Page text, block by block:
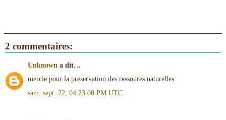
2 commentaires:
Unknown a dit…
mercie pour la preservation des ressoures naturelles
sam. sept. 22, 04:23:00 PM UTC